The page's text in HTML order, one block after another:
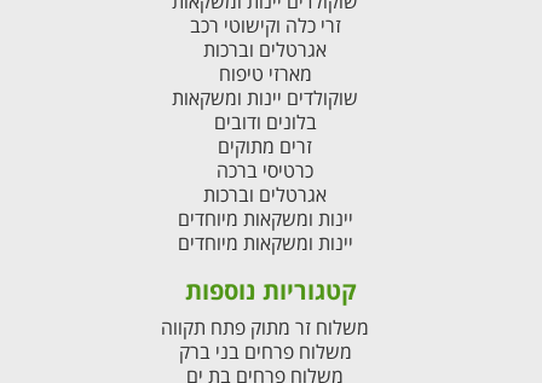
זרי כלה וקישוטי רכב
אגרטלים וברכות
מארזי טיפוח
שוקולדים יינות ומשקאות
בלונים ודובים
זרים מתוקים
כרטיסי ברכה
אגרטלים וברכות
יינות ומשקאות מיוחדים
יינות ומשקאות מיוחדים
קטגוריות נוספות
משלוח זר מתוק פתח תקווה
משלוח פרחים בני ברק
משלוח פרחים בת ים